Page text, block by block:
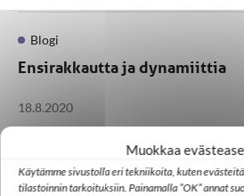
Muokkaa
Käytämme sivustolla eri tekniikoita, kuten
tilastoinnin tarkoituksiin. Painamalla ”OK” annat
Blogi
Ensirakkautta ja dynamiittia
18.8.2020
1 … 5 6 7 8